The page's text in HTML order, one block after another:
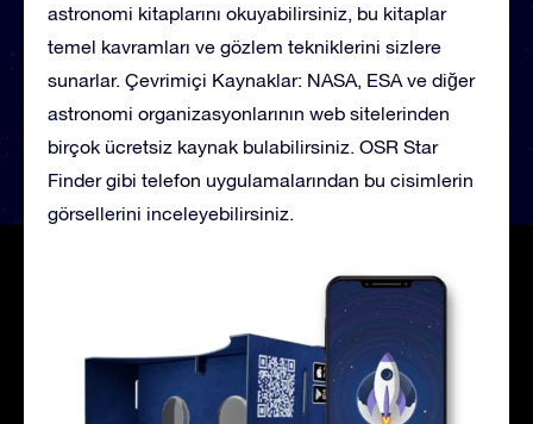
astronomi kitaplarını okuyabilirsiniz, bu kitaplar
temel kavramları ve gözlem tekniklerini sizlere
sunarlar. Çevrimiçi Kaynaklar: NASA, ESA ve diğer
astronomi organizasyonlarının web sitelerinden
birçok ücretsiz kaynak bulabilirsiniz. OSR Star
Finder gibi telefon uygulamalarından bu cisimlerin
görsellerini inceleyebilirsiniz.